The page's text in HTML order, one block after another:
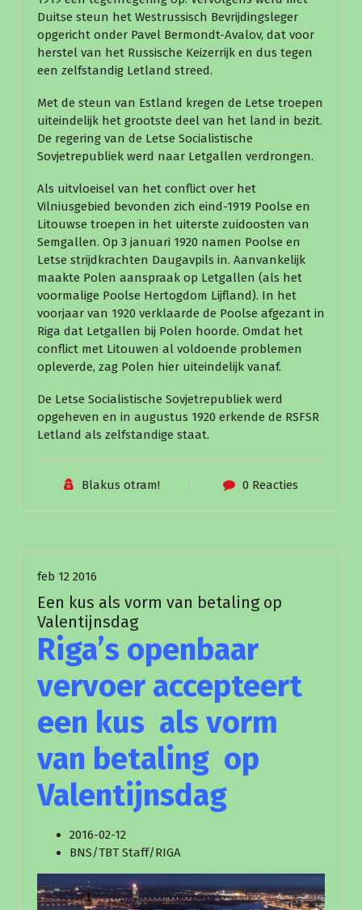
Duitse steun het Westrussisch Bevrijdingsleger
opgericht onder Pavel Bermondt-Avalov, dat voor
herstel van het Russische Keizerrijk en dus tegen
een zelfstandig Letland streed.
Met de steun van Estland kregen de Letse troepen
uiteindelijk het grootste deel van het land in bezit.
De regering van de Letse Socialistische
Sovjetrepubliek werd naar Letgallen verdrongen.
Als uitvloeisel van het conflict over het
Vilniusgebied bevonden zich eind-1919 Poolse en
Litouwse troepen in het uiterste zuidoosten van
Semgallen. Op 3 januari 1920 namen Poolse en
Letse strijdkrachten Daugavpils in. Aanvankelijk
maakte Polen aanspraak op Letgallen (als het
voormalige Poolse Hertogdom Lijfland). In het
voorjaar van 1920 verklaarde de Poolse afgezant in
Riga dat Letgallen bij Polen hoorde. Omdat het
conflict met Litouwen al voldoende problemen
opleverde, zag Polen hier uiteindelijk vanaf.
De Letse Socialistische Sovjetrepubliek werd
opgeheven en in augustus 1920 erkende de RSFSR
Letland als zelfstandige staat.
Blakus otram! 0 Reacties
feb 12 2016
Een kus als vorm van betaling op
Valentijnsdag
Riga’s openbaar
vervoer accepteert
een kus als vorm
van betaling op
Valentijnsdag
2016-02-12
BNS/TBT Staff/RIGA